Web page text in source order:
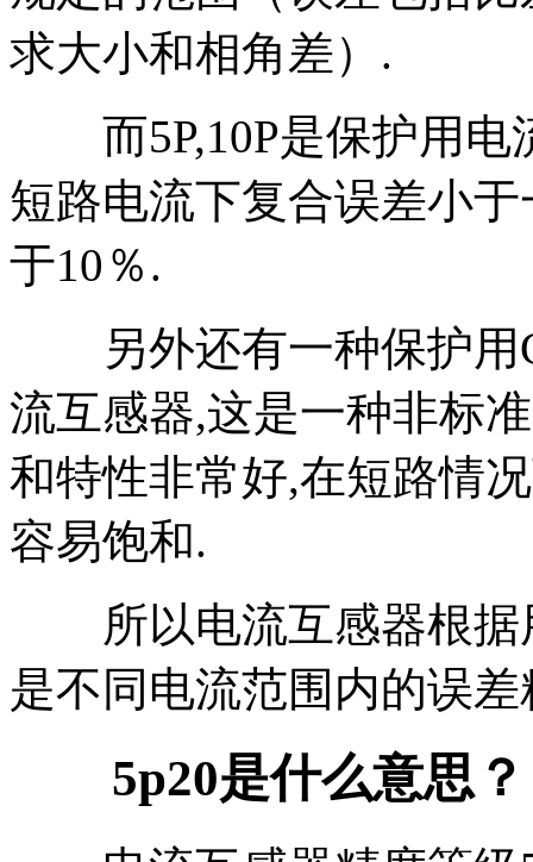
求大小和相角差）.
而5P,10P是保护用电
短路电流下复合误差小
于10％.
另外还有一种保护用
流互感器,这是一种非标
和特性非常好,在短路情
容易饱和.
所以电流互感器根据
是不同电流范围内的误差
5p20是什么意思？